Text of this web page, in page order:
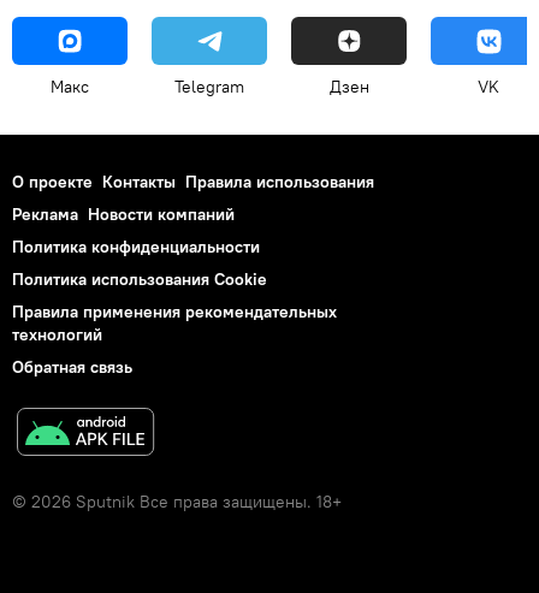
Макс Telegram Дзен VK
О проекте Контакты Правила использования
Реклама Новости компаний
Политика конфиденциальности
Политика использования Cookie
Правила применения рекомендательных
технологий
Обратная связь
© 2026 Sputnik Все права защищены. 18+